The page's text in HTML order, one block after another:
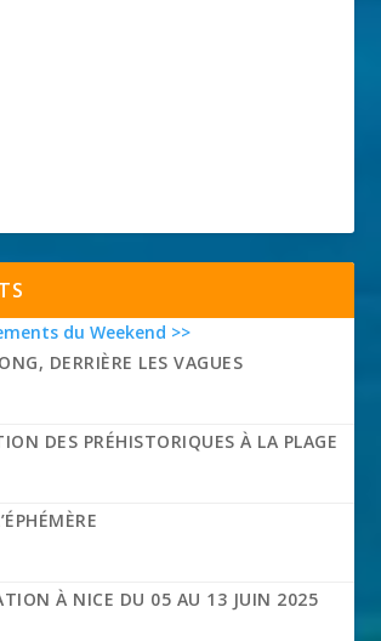
du Weekend >>
DERRIÈRE LES VAGUES
DES PRÉHISTORIQUES À LA PLAGE
À NICE DU 05 AU 13 JUIN 2025